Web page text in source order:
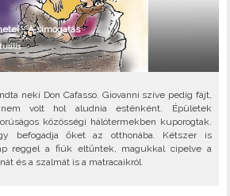
- A simogatás
neki Don Cafasso. Giovanni szíve pedig fájt,
volt hol aludnia esténként. Épületek
közösségi hálótermekben kuporogtak.
befogadja őket az otthonába. Kétszer is
reggel a fiúk eltűntek, magukkal cipelve a
és a szalmát is a matracaikról.